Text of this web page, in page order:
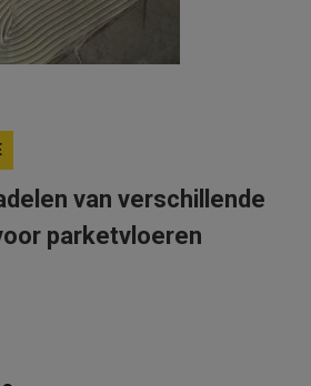
van verschillende
parketvloeren